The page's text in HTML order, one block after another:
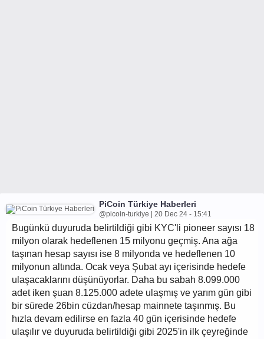
PiCoin Türkiye Haberleri
@picoin-turkiye | 20 Dec 24 - 15:41
Bugünkü duyuruda belirtildiği gibi KYC'li pioneer sayısı 18
milyon olarak hedeflenen 15 milyonu geçmiş. Ana ağa
taşınan hesap sayısı ise 8 milyonda ve hedeflenen 10
milyonun altında. Ocak veya Şubat ayı içerisinde hedefe
ulaşacaklarını düşünüyorlar. Daha bu sabah 8.099.000
adet iken şuan 8.125.000 adete ulaşmış ve yarım gün gibi
bir sürede 26bin cüzdan/hesap mainnete taşınmış. Bu
hızla devam edilirse en fazla 40 gün içerisinde hedefe
ulaşılır ve duyuruda belirtildiği gibi 2025'in ilk çeyreğinde